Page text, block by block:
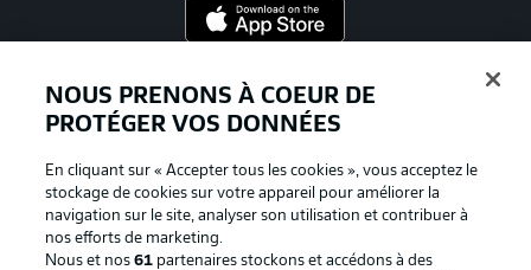
NOUS PRENONS À COEUR DE
PROTÉGER VOS DONNÉES
En cliquant sur « Accepter tous les cookies », vous acceptez le
stockage de cookies sur votre appareil pour améliorer la
navigation sur le site, analyser son utilisation et contribuer à
nos efforts de marketing.
Nous et nos61 partenaires stockons et accédons à des